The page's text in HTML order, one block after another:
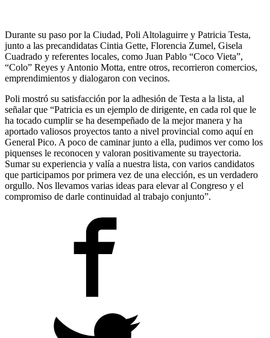
Durante su paso por la Ciudad, Poli Altolaguirre y Patricia Testa,
junto a las precandidatas Cintia Gette, Florencia Zumel, Gisela
Cuadrado y referentes locales, como Juan Pablo “Coco Vieta”,
“Colo” Reyes y Antonio Motta, entre otros, recorrieron comercios,
emprendimientos y dialogaron con vecinos.
Poli mostró su satisfacción por la adhesión de Testa a la lista, al
señalar que “Patricia es un ejemplo de dirigente, en cada rol que le
ha tocado cumplir se ha desempeñado de la mejor manera y ha
aportado valiosos proyectos tanto a nivel provincial como aquí en
General Pico. A poco de caminar junto a ella, pudimos ver como los
piquenses le reconocen y valoran positivamente su trayectoria.
Sumar su experiencia y valía a nuestra lista, con varios candidatos
que participamos por primera vez de una elección, es un verdadero
orgullo. Nos llevamos varias ideas para elevar al Congreso y el
compromiso de darle continuidad al trabajo conjunto”.